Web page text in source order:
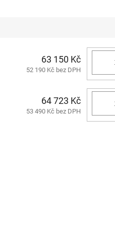
63 150 Kč
52 190 Kč bez DPH
64 723 Kč
53 490 Kč bez DPH